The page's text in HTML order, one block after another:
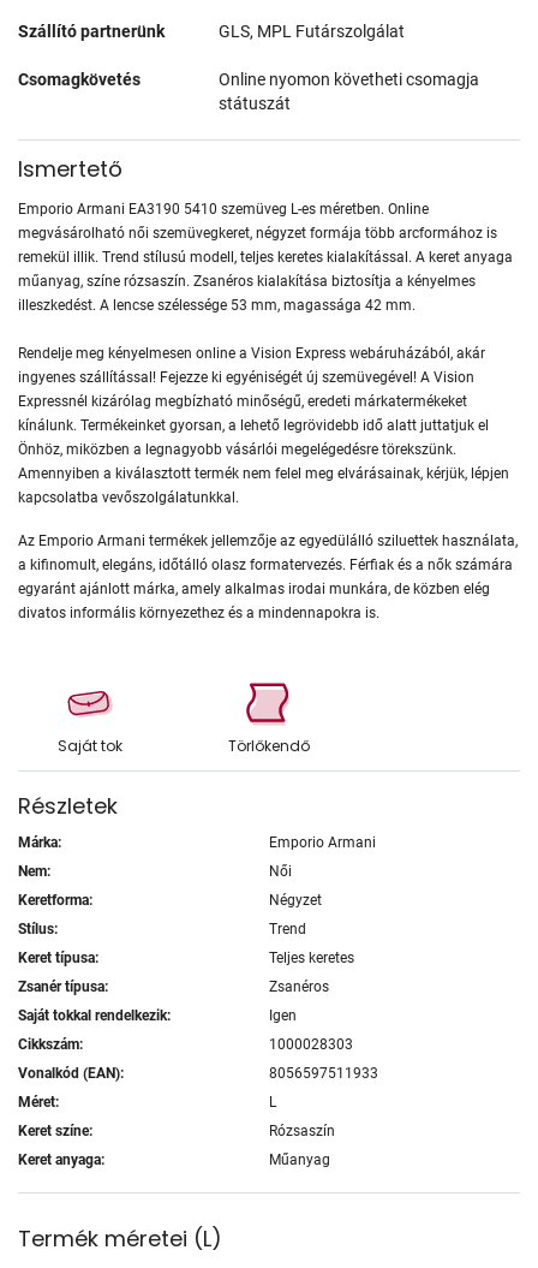
Szállító partnerünk GLS, MPL Futárszolgálat
Csomagkövetés
Online nyomon követheti csomagja
státuszát
Ismertető
Emporio Armani EA3190 5410 szemüveg L-es méretben. Online
megvásárolható női szemüvegkeret, négyzet formája több arcformához is
remekül illik. Trend stílusú modell, teljes keretes kialakítással. A keret anyaga
műanyag, színe rózsaszín. Zsanéros kialakítása biztosítja a kényelmes
illeszkedést. A lencse szélessége 53 mm, magassága 42 mm.
Rendelje meg kényelmesen online a Vision Express webáruházából, akár
ingyenes szállítással! Fejezze ki egyéniségét új szemüvegével! A Vision
Expressnél kizárólag megbízható minőségű, eredeti márkatermékeket
kínálunk. Termékeinket gyorsan, a lehető legrövidebb idő alatt juttatjuk el
Önhöz, miközben a legnagyobb vásárlói megelégedésre törekszünk.
Amennyiben a kiválasztott termék nem felel meg elvárásainak, kérjük, lépjen
kapcsolatba vevőszolgálatunkkal.
Az Emporio Armani termékek jellemzője az egyedülálló sziluettek használata,
a kifinomult, elegáns, időtálló olasz formatervezés. Férfiak és a nők számára
egyaránt ajánlott márka, amely alkalmas irodai munkára, de közben elég
divatos informális környezethez és a mindennapokra is.
Saját tok Törlőkendő
Részletek
Márka:
Emporio Armani
Nem:
Női
Keretforma:
Négyzet
Stílus:
Trend
Keret típusa:
Teljes keretes
Zsanér típusa:
Zsanéros
Saját tokkal rendelkezik:
Igen
Cikkszám:
1000028303
Vonalkód (EAN):
8056597511933
Méret:
L
Keret színe:
Rózsaszín
Keret anyaga:
Műanyag
Termék méretei (L)